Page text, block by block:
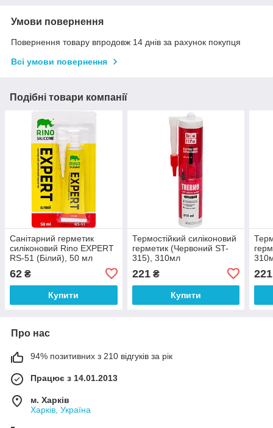
Умови повернення
Повернення товару впродовж 14 днів за рахунок покупця
Всі умови повернення
Подібні товари компанії
Санітарний герметик
силіконовий Rino EXPERT
RS-51 (Білий), 50 мл
62 ₴
Купити
Термостійкий силіконовий
герметик (Червоний ST-
315), 310мл
221₴
Купити
221
Про нас
94% позитивних з 210 відгуків за рік
Працює з 14.01.2013
м. Харків
Харків, Україна